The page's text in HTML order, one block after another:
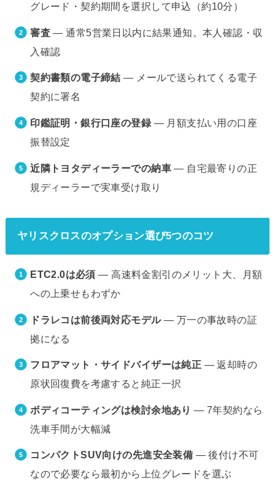
グレード・契約期間を選択して申込（約10分）
審査 — 通常5営業日以内に結果通知。本人確認・収
入確認
契約書類の電子締結 — メールで送られてくる電子
契約に署名
印鑑証明・銀行口座の登録 — 月額支払い用の口座
振替設定
近隣トヨタディーラーでの納車— 自宅最寄りの正
規ディーラーで実車受け取り
ヤリスクロスのオプション選び5つのコツ
ETC2.0は必須 — 高速料金割引のメリット大、月額
への上乗せもわずか
ドラレコは前後両対応モデル— 万一の事故時の証
拠になる
フロアマット・サイドバイザーは純正 — 返却時の
原状回復費を考慮すると純正一択
ボディコーティングは検討余地あり — 7年契約なら
洗車手間が大幅減
コンパクトSUV向けの先進安全装備 — 後付け不可
なので必要なら最初から上位グレードを選ぶ